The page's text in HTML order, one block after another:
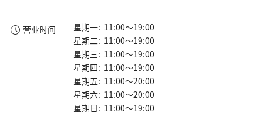
营业时间
星期一: 11:00～19:00
星期二: 11:00～19:00
星期三: 11:00～19:00
星期四: 11:00～19:00
星期五: 11:00～20:00
星期六: 11:00～20:00
星期日: 11:00～19:00